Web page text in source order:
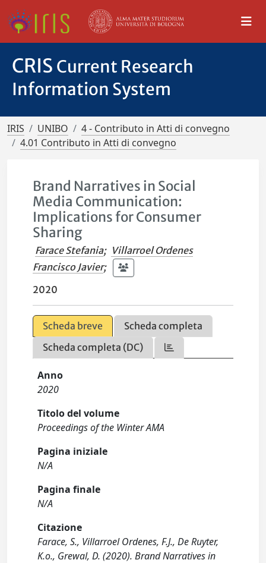
CRIS Current Research
Information System
IRIS UNIBO
4 - Contributo in Atti di convegno
4.01 Contributo in Atti di convegno
Brand Narratives in Social
Media Communication:
Implications for Consumer
Sharing
Farace Stefania; Villarroel Ordenes
Francisco Javier;
2020
Scheda breve
Scheda completa
Scheda completa (DC)
Anno
2020
Titolo del volume
Proceedings of the Winter AMA
Pagina iniziale
N/A
Pagina finale
N/A
Citazione
Farace, S., Villarroel Ordenes, F.J., De Ruyter,
K.o., Grewal, D. (2020). Brand Narratives in